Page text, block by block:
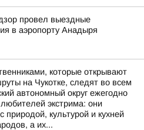
провел выездные
в аэропорту Анадыря
которые открывают
на Чукотке, следят во всем
автономный округ ежегодно
экстрима: они
природой, культурой и кухней
а их...